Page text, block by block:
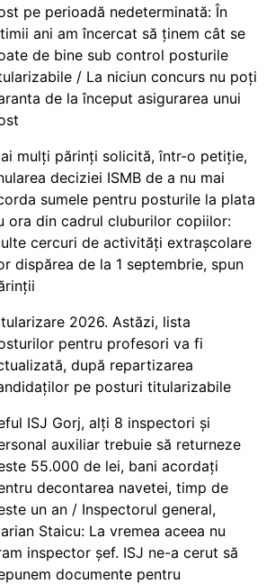
pe perioadă nedeterminată: În
ani am încercat să ținem cât se
de bine sub control posturile
/ La niciun concurs nu poți
de la început asigurarea unui
mulți părinți solicită, într-o petiție,
deciziei ISMB de a nu mai
sumele pentru posturile la plata
ora din cadrul cluburilor copiilor:
cercuri de activități extrașcolare
dispărea de la 1 septembrie, spun
2026. Astăzi, lista
pentru profesori va fi
după repartizarea
pe posturi titularizabile
ISJ Gorj, alți 8 inspectori și
auxiliar trebuie să returneze
55.000 de lei, bani acordați
decontarea navetei, timp de
un an / Inspectorul general,
Staicu: La vremea aceea nu
inspector șef. ISJ ne-a cerut să
documente pentru